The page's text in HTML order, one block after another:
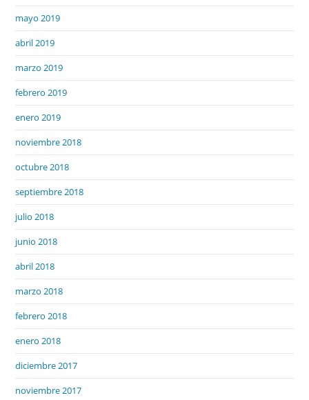
mayo 2019
abril 2019
marzo 2019
febrero 2019
enero 2019
noviembre 2018
octubre 2018
septiembre 2018
julio 2018
junio 2018
abril 2018
marzo 2018
febrero 2018
enero 2018
diciembre 2017
noviembre 2017